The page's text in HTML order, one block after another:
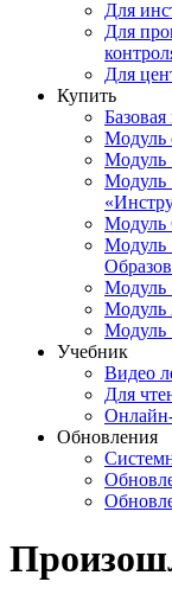
Для
Для
Для
Купить
Модуль
Модуль
Модуль
Модуль
Модуль
Модуль
Модуль
Учебник
Видео
Для
Обновления